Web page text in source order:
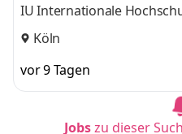
IU Internationale
Köln
vor 9 Tagen
Jobszu dieser